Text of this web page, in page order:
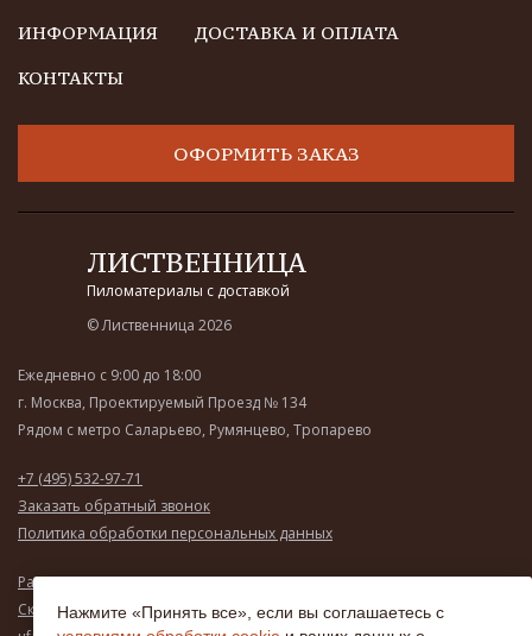
ИНФОРМАЦИЯ
ДОСТАВКА И ОПЛАТА
КОНТАКТЫ
ОФОРМИТЬ ЗАКАЗ
ЛИСТВЕННИЦА
Пиломатериалы с доставкой
© Лиственница 2026
Ежедневно с 9:00 до 18:00
г. Москва, Проектируемый Проезд № 134
Рядом с метро Саларьево, Румянцево, Тропарево
+7 (495) 532-97-71
Заказать обратный звонок
Политика обработки персональных данных
Рассчитать стоимость
Скачать прайс-лист
Нажмите «Принять все», если вы соглашаетесь с